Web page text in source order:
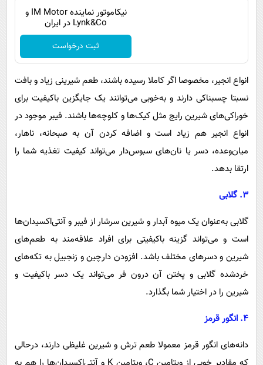
نیکاموتور نماینده IM Motor و
Lynk&Co در ایران
ثبت درخواست
انواع انجیر، مخصوصا اگر کاملا رسیده باشند، طعم شیرینی زیاد و بافت
نسبتا چسبناکی دارند و به‌خوبی می‌توانند یک جایگزین باکیفیت برای
خوراکی‌های شیرین رایج مثل کیک‌ها و کلوچه‌ها باشند. فیبر موجود در
انواع انجیر هم زیاد است و اضافه کردن آن به صبحانه، ناهار،
میان‌وعده، دسر یا نان‌های سبوس‌دار می‌تواند کیفیت تغذیه شما را
ارتقا بدهد.
۳. گلابی
گلابی به‌عنوان یک میوه آبدار و شیرین سرشار از فیبر و آنتی‌اکسیدان‌ها
است و می‌تواند گزینه باکیفیتی برای افراد علاقه‌مند به طعم‌های
شیرین و دسر‌های مختلف باشد. افزودن دارچین و زنجبیل به تکه‌های
خردشده گلابی و پختن آن درون فر می‌تواند یک دسر باکیفیت و
شیرین را در اختیار شما بگذارد.
۴. انگور قرمز
دانه‌های انگور قرمز معمولا طعم ترش و شیرین غلیظی دارند، درحالی